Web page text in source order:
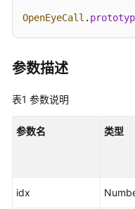
明
发
指
南
开
OpenEyeCall .
参数描述
表1 参数说明
参数名 类型
idx